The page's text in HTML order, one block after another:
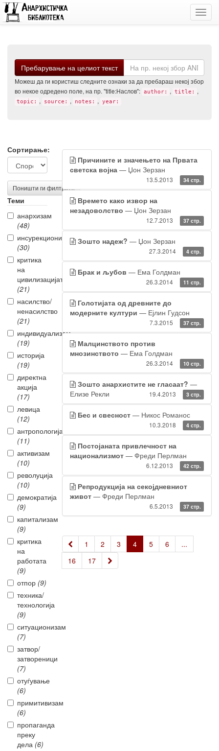
Пребарување на целиот текст
Можеш да ги користиш следните ознаки за да пребараш некој збор
во некое одредено поле, на пр. "title:Наслов": author: , title: ,
topic: , source: , notes: , year:
Филтрирање
на
резултатите
Сортирање:
Поништи ги филтрите
Теми
анархизам
(48)
инсурекционизам
(30)
критика
на
цивилизацијата
(21)
насилство/
ненасилство
(21)
индивидуализам
(19)
историја
(19)
директна
акција
(17)
левица
(12)
антропологија
(11)
активизам
(10)
револуција
(10)
демократија
(9)
капитализам
(9)
критика
на
работата
(9)
отпор (9)
техника/
технологија
(9)
ситуационизам
(7)
затвор/
затвореници
(7)
отуѓување
(6)
примитивизам
(6)
пропаганда
преку
дела (6)
Резултати
од
пребарувањето
Причините и значењето на Првата
светска војна — Џон Зерзан
13.5.2013 34 стр.
Времето како извор на
незадоволство — Џон Зерзан
12.7.2013 37 стр.
Зошто надеж? — Џон Зерзан
27.3.2014 4 стр.
Брак и љубов — Ема Голдман
26.3.2014 11 стр.
Голотијата од древните до
модерните култури — Ејлин Гудсон
7.3.2015 37 стр.
Малцинството против
мнозинството — Ема Голдман
26.3.2014 10 стр.
Зошто анархистите не гласаат? —
Елизе Рекли
19.4.2013 3 стр.
Бес и свесност — Никос Романос
10.3.2018 4 стр.
Постојаната привлечност на
национализмот — Фреди Перлман
6.12.2013 42 стр.
Репродукција на секојдневниот
живот — Фреди Перлман
6.5.2013 37 стр.
« 1 2 3 4 5 6
...
16
17 »